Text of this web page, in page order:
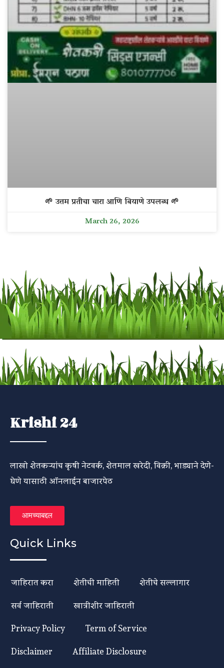
🌱 उत्तम प्रतीचा चारा आणि बियाणे उपलब्ध 🌱
March 26, 2026
Krishi 24
लाखो शेतकऱ्यांच कृषी नेटवर्क, शेतमाल खरेदी, विक्री, भाड्याने देणे-
घेणे यासाठी ऑनलाईन बाजारपेठ
आमच्याबद्दल
Quick Links
जाहिरात करा शेतीची माहिती
शेतीचे सल्लागार
सर्व जाहिराती
खात्रीशीर जाहिराती
Privacy Policy
Term of Service
Disclaimer
Affiliate Disclosure